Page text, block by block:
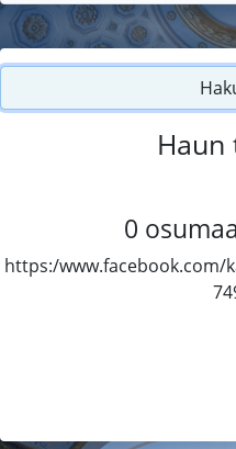
Haun
0
https:/www.facebook.com/